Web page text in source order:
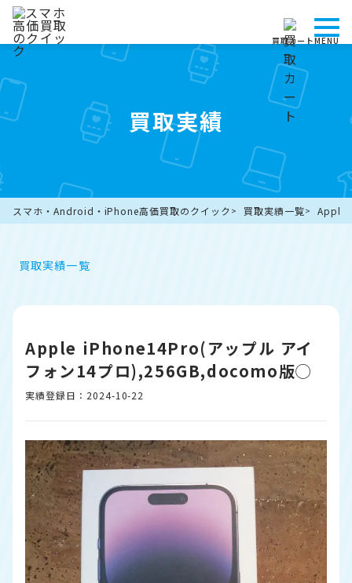
買取カートMENU
買取実績
スマホ・Android・iPhone高価買取のクイック 買取実績一覧 Apple
買取実績一覧
Apple iPhone14Pro(アップル アイ
フォン14プロ),256GB,docomo版◯
実績登録日：2024-10-22